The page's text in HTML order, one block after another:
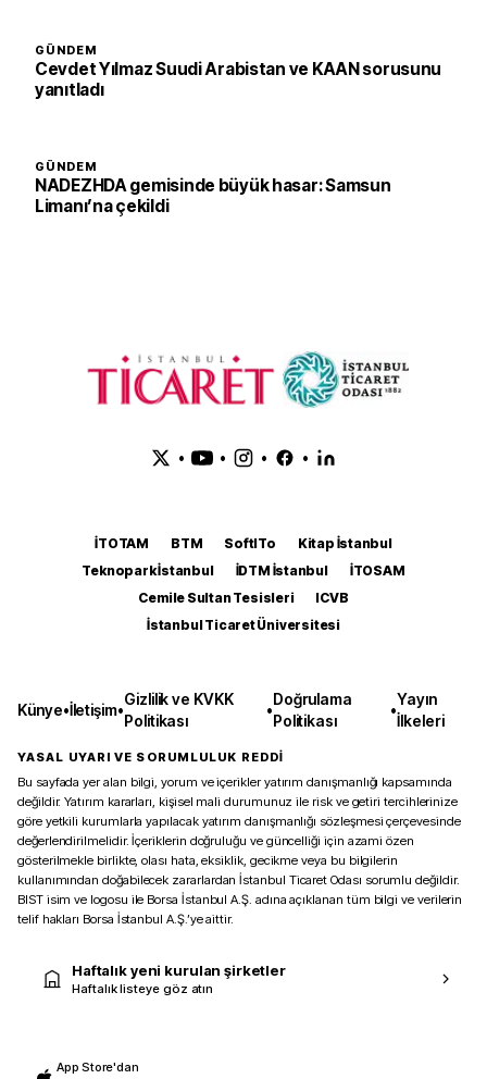
GÜNDEM
Cevdet Yılmaz Suudi Arabistan ve KAAN sorusunu
yanıtladı
GÜNDEM
NADEZHDA gemisinde büyük hasar: Samsun
Limanı’na çekildi
• • • •
İTOTAM BTM SoftITo
Kitap İstanbul
Teknopark İstanbul
İDTM İstanbul
İTOSAM
Cemile Sultan Tesisleri
ICVB
İstanbul Ticaret Üniversitesi
Künye•İletişim•
Gizlilik ve KVKK
Politikası
•
Doğrulama
Politikası
•
Yayın
İlkeleri
YASAL UYARI VE SORUMLULUK REDDİ
Bu sayfada yer alan bilgi, yorum ve içerikler yatırım danışmanlığı kapsamında
değildir. Yatırım kararları, kişisel mali durumunuz ile risk ve getiri tercihlerinize
göre yetkili kurumlarla yapılacak yatırım danışmanlığı sözleşmesi çerçevesinde
değerlendirilmelidir. İçeriklerin doğruluğu ve güncelliği için azami özen
gösterilmekle birlikte, olası hata, eksiklik, gecikme veya bu bilgilerin
kullanımından doğabilecek zararlardan İstanbul Ticaret Odası sorumlu değildir.
BIST isim ve logosu ile Borsa İstanbul A.Ş. adına açıklanan tüm bilgi ve verilerin
telif hakları Borsa İstanbul A.Ş.’ye aittir.
Haftalık yeni kurulan şirketler
Haftalık listeye göz atın
App Store'dan